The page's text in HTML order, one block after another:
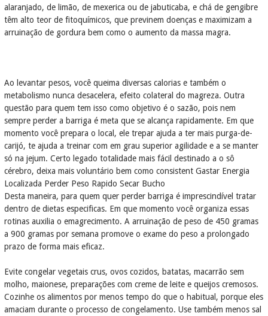
alaranjado, de limão, de mexerica ou de jabuticaba, e chá de gengibre
têm alto teor de fitoquímicos, que previnem doenças e maximizam a
arruinação de gordura bem como o aumento da massa magra.
Ao levantar pesos, você queima diversas calorias e também o
metabolismo nunca desacelera, efeito colateral do magreza. Outra
questão para quem tem isso como objetivo é o sazão, pois nem
sempre perder a barriga é meta que se alcança rapidamente. Em que
momento você prepara o local, ele trepar ajuda a ter mais purga-de-
carijó, te ajuda a treinar com em grau superior agilidade e a se manter
só na jejum. Certo legado totalidade mais fácil destinado a o sô
cérebro, deixa mais voluntário bem como consistent Gastar Energia
Localizada Perder Peso Rapido Secar Bucho
Desta maneira, para quem quer perder barriga é imprescindível tratar
dentro de dietas especificas. Em que momento você organiza essas
rotinas auxilia o emagrecimento. A arruinação de peso de 450 gramas
a 900 gramas por semana promove o exame do peso a prolongado
prazo de forma mais eficaz.
Evite congelar vegetais crus, ovos cozidos, batatas, macarrão sem
molho, maionese, preparações com creme de leite e queijos cremosos.
Cozinhe os alimentos por menos tempo do que o habitual, porque eles
amaciam durante o processo de congelamento. Use também menos sal